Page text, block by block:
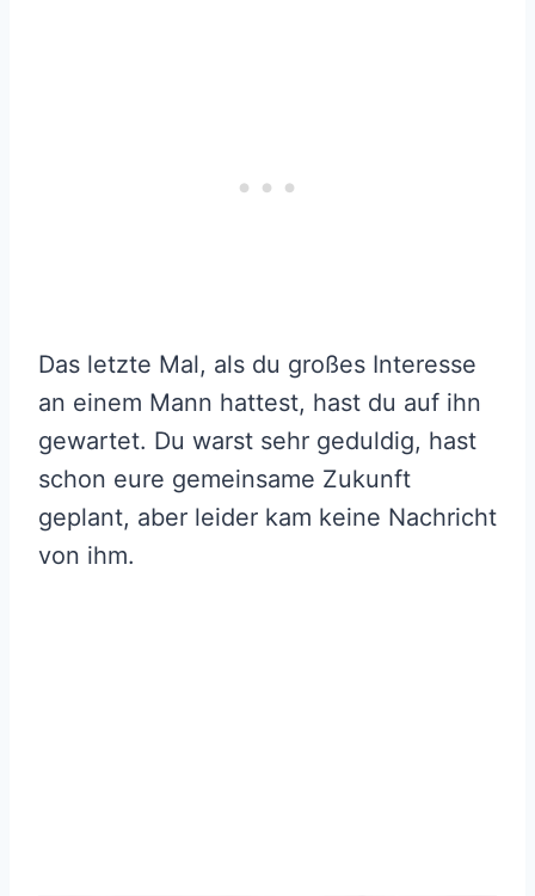
Das letzte Mal, als du großes Interesse
an einem Mann hattest, hast du auf ihn
gewartet. Du warst sehr geduldig, hast
schon eure gemeinsame Zukunft
geplant, aber leider kam keine Nachricht
von ihm.